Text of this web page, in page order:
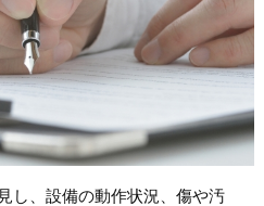
し、設備の動作状況、傷や汚